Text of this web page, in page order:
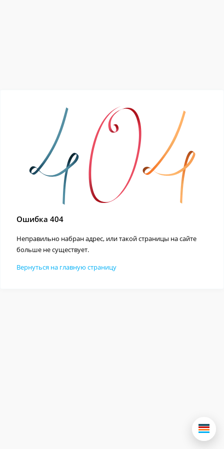
Ошибка 404
Неправильно набран адрес, или такой страницы на сайте
больше не существует.
Вернуться на главную страницу